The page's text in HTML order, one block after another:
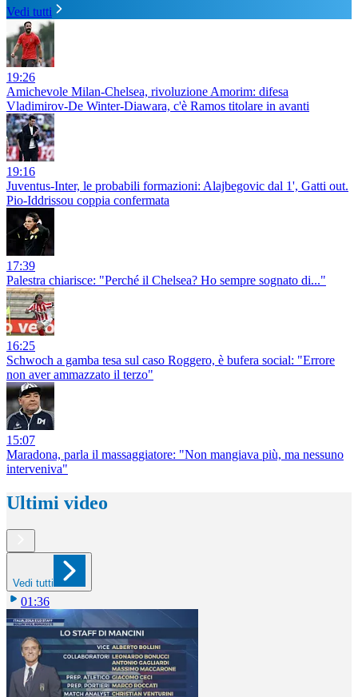
Vedi tutti
19:26
Amichevole Milan-Chelsea, rivoluzione Amorim: difesa
Vladimirov-De Winter-Diawara, c'è Ramos titolare in avanti
19:16
Juventus-Inter, le probabili formazioni: Alajbegovic dal 1', Gatti out.
Pio-Iddrissou coppia confermata
17:39
Palestra chiarisce: "Perché il Chelsea? Ho sempre sognato di..."
16:25
Schwoch a gamba tesa sul caso Roggero, è bufera social: "Errore
non aver ammazzato il terzo"
15:07
Maradona, parla il massaggiatore: "Non mangiava più, ma nessuno
interveniva"
Ultimi video
Vedi tutti
01:36